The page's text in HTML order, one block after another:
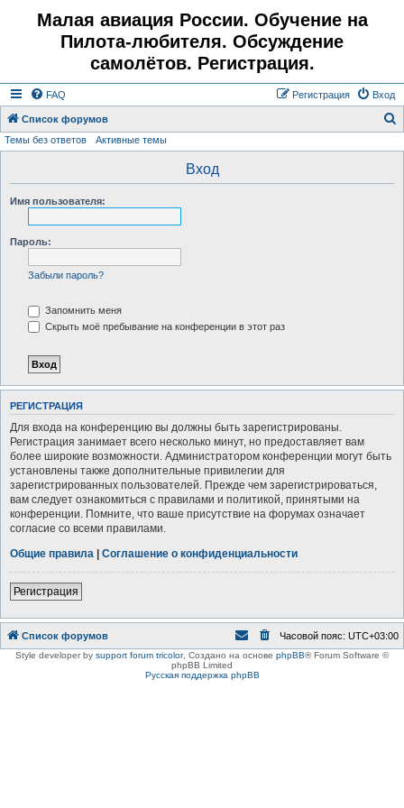
Малая авиация России. Обучение на
Пилота-любителя. Обсуждение
самолётов. Регистрация.
FAQ Вход
Регистрация
Список форумов
Темы без ответов Активные темы
Вход
Имя пользователя:
Пароль:
Забыли пароль?
Запомнить меня
Скрыть моё пребывание на конференции в этот раз
РЕГИСТРАЦИЯ
Для входа на конференцию вы должны быть зарегистрированы.
Регистрация занимает всего несколько минут, но предоставляет вам
более широкие возможности. Администратором конференции могут быть
установлены также дополнительные привилегии для
зарегистрированных пользователей. Прежде чем зарегистрироваться,
вам следует ознакомиться с правилами и политикой, принятыми на
конференции. Помните, что ваше присутствие на форумах означает
согласие со всеми правилами.
Общие правила | Соглашение о конфиденциальности
Регистрация
Список форумов Часовой пояс: UTC+03:00
Style developer by support forum tricolor, Создано на основе phpBB® Forum Software ©
phpBB Limited
Русская поддержка phpBB